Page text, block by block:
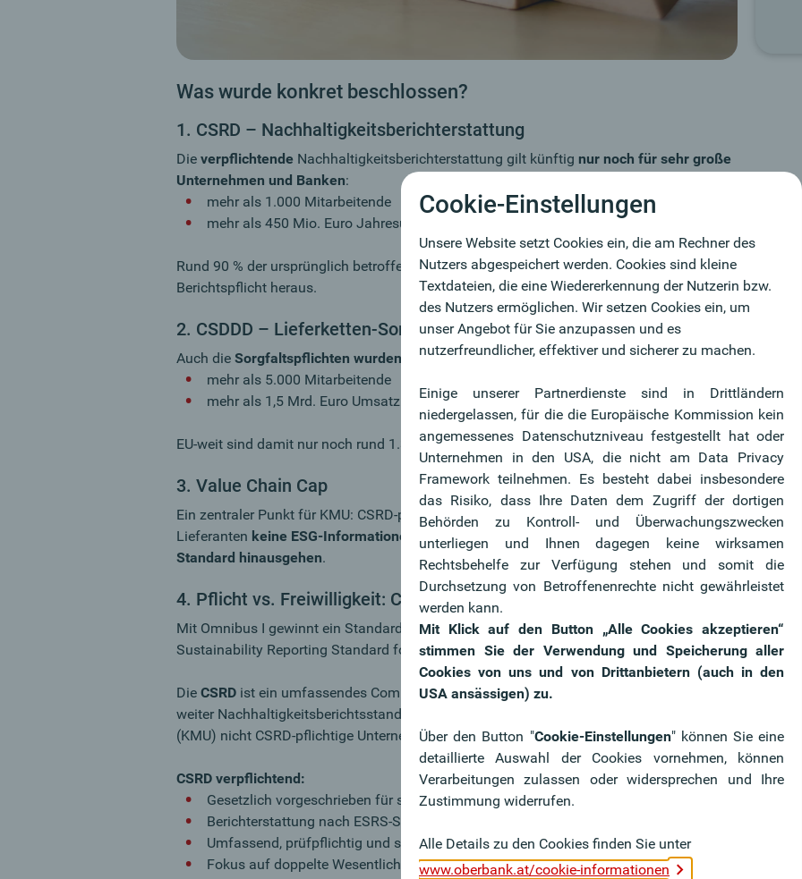
Was wurde konkret beschlossen?
1. CSRD – Nachhaltigkeitsberichterstattung
Die verpflichtende Nachhaltigkeitsberichterstattung gilt künftig nur noch für sehr große
Unternehmen und Banken:
mehr als 1.000 Mitarbeitende
mehr als 450 Mio. Euro Jahresumsatz
Rund 90 % der ursprünglich betroffenen Unternehmen fallen damit aus der gesetzlichen
Berichtspflicht heraus.
2. CSDDD – Lieferketten-Sorgfaltspflichten
Auch die Sorgfaltspflichten wurden deutlich eingegrenzt :
mehr als 5.000 Mitarbeitende
mehr als 1,5 Mrd. Euro Umsatz
EU-weit sind damit nur noch rund 1.300 Unternehmen direkt betroffen.
3. Value Chain Cap
Ein zentraler Punkt für KMU: CSRD-pflichtige Unternehmen dürfen von kleineren
Lieferanten keine ESG-Informationen verlangen, die über den freiwilligen VSME-
Standard hinausgehen.
4. Pflicht vs. Freiwilligkeit: CSRD und VSME im Vergleich
Mit Omnibus I gewinnt ein Standard stark an Bedeutung: der VSME (Voluntary
Sustainability Reporting Standard for SMEs).
Die CSRD ist ein umfassendes Compliance-Instrument. DerVSME
weiter Nachhaltigkeitsberichtsstandard der speziell für kleine und mittlere Unternehmen
(KMU) nicht CSRD-pflichtige Unternehmen entwickelt wurde.
CSRD verpflichtend:
Gesetzlich vorgeschrieben für sehr große Unternehmen
Berichterstattung nach ESRS-Standards
Umfassend, prüfpflichtig und stark formalisiert
Fokus auf doppelte Wesentlichkeit, Governance, Strategie, Kennzahlen
Cookie-Einstellungen
Unsere Website setzt Cookies ein, die am Rechner des
Nutzers abgespeichert werden. Cookies sind kleine
Textdateien, die eine Wiedererkennung der Nutzerin bzw.
des Nutzers ermöglichen. Wir setzen Cookies ein, um
unser Angebot für Sie anzupassen und es
nutzerfreundlicher, effektiver und sicherer zu machen.
Einige unserer Partnerdienste sind in Drittländern
niedergelassen, für die die Europäische Kommission kein
angemessenes Datenschutzniveau festgestellt hat oder
Unternehmen in den USA, die nicht am Data Privacy
Framework teilnehmen. Es besteht dabei insbesondere
das Risiko, dass Ihre Daten dem Zugriff der dortigen
Behörden zu Kontroll- und Überwachungszwecken
unterliegen und Ihnen dagegen keine wirksamen
Rechtsbehelfe zur Verfügung stehen und somit die
Durchsetzung von Betroffenenrechte nicht gewährleistet
werden kann.
Mit Klick auf den Button „Alle Cookies akzeptieren“
stimmen Sie der Verwendung und Speicherung aller
Cookies von uns und von Drittanbietern (auch in den
USA ansässigen) zu.
Über den Button "Cookie-Einstellungen" können Sie eine
detaillierte Auswahl der Cookies vornehmen, können
Verarbeitungen zulassen oder widersprechen und Ihre
Zustimmung widerrufen.
Alle Details zu den Cookies finden Sie unter
www.oberbank.at/cookie-informationen